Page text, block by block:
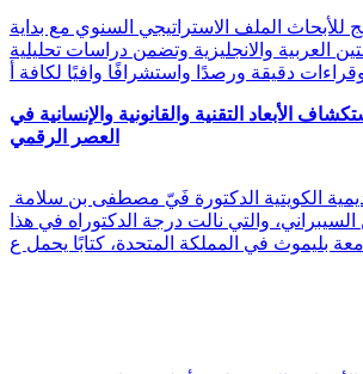
الملف الاستراتيجي السنوي مع بداية
باللغتين العربية والانجليزية وتضمن دراسات تحليلية
دقيقة ورصدًا واستشرافًا وافيًا لكافة أ
الأبعاد التقنية والقانونية والإنسانية في
العصر الرقمي
والتي نالت درجة الدكتوراه في هذا
بليموث في المملكة المتحدة، كتابًا يحمل ع